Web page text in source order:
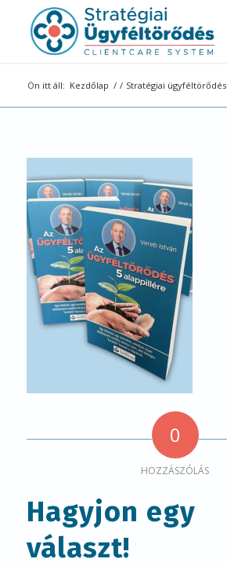
Ön itt áll: Kezdőlap / / Stratégiai ügyféltörődés
0
HOZZÁSZÓLÁS
Hagyjon egy
választ!